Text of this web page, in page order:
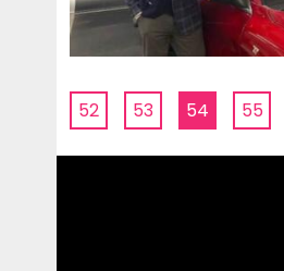
52 53 54 55